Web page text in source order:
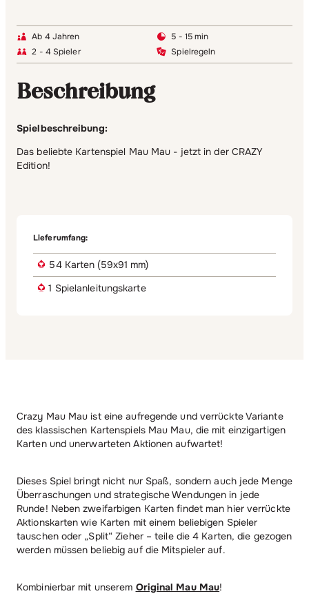
Ab 4 Jahren
5 - 15 min
2 - 4 Spieler
Spielregeln
Beschreibung
Spielbeschreibung:
Das beliebte Kartenspiel Mau Mau - jetzt in der CRAZY
Edition!
Lieferumfang:
54 Karten (59x91 mm)
1 Spielanleitungskarte
Crazy Mau Mau ist eine aufregende und verrückte Variante
des klassischen Kartenspiels Mau Mau, die mit einzigartigen
Karten und unerwarteten Aktionen aufwartet!
Dieses Spiel bringt nicht nur Spaß, sondern auch jede Menge
Überraschungen und strategische Wendungen in jede
Runde! Neben zweifarbigen Karten findet man hier verrückte
Aktionskarten wie Karten mit einem beliebigen Spieler
tauschen oder „Split“ Zieher – teile die 4 Karten, die gezogen
werden müssen beliebig auf die Mitspieler auf.
Kombinierbar mit unserem Original Mau Mau!